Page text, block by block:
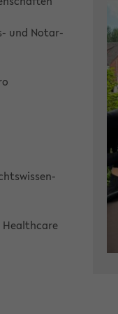
und No­tar­
Health­ca­re